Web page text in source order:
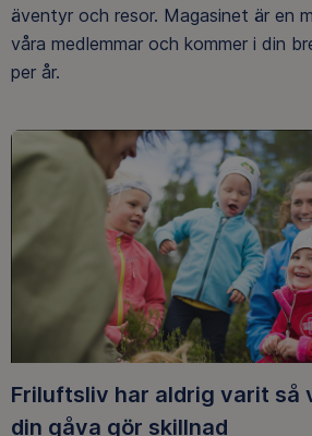
äventyr och resor. Magasinet är en
våra medlemmar och kommer i din
per år.
Friluftsliv har aldrig varit så
din gåva gör skillnad